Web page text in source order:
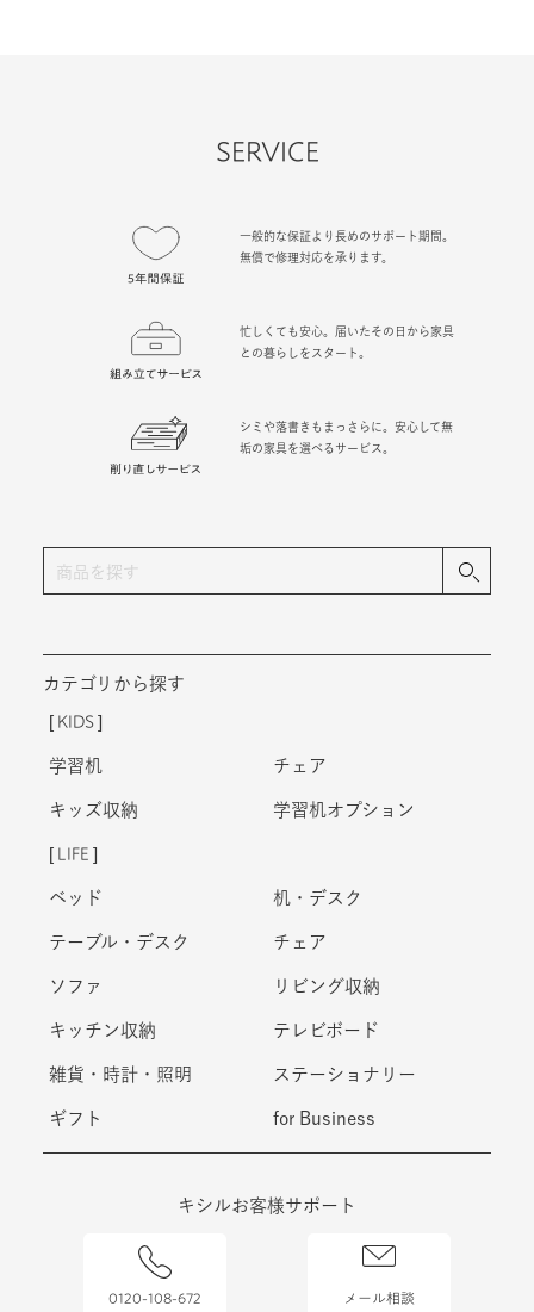
SERVICE
一般的な保証より長めのサポート期間。
無償で修理対応を承ります。
忙しくても安心。届いたその日から家具
との暮らしをスタート。
シミや落書きもまっさらに。安心して無
垢の家具を選べるサービス。
カテゴリから探す
KIDS
学習机 チェア
キッズ収納 学習机オプション
LIFE
ベッド 机・デスク
テーブル・デスク チェア
ソファ リビング収納
キッチン収納 テレビボード
雑貨・時計・照明 ステーショナリー
ギフト for Business
キシルお客様サポート
0120-108-672 メール相談